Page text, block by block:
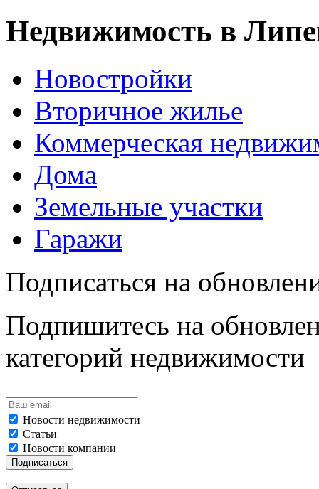
Недвижимость в
Новостройки
Вторичное жилье
Коммерческая
Дома
Земельные участки
Гаражи
Подписаться на
Подпишитесь на
категорий недвижимости
Новости недвижимости
Статьи
Новости компании